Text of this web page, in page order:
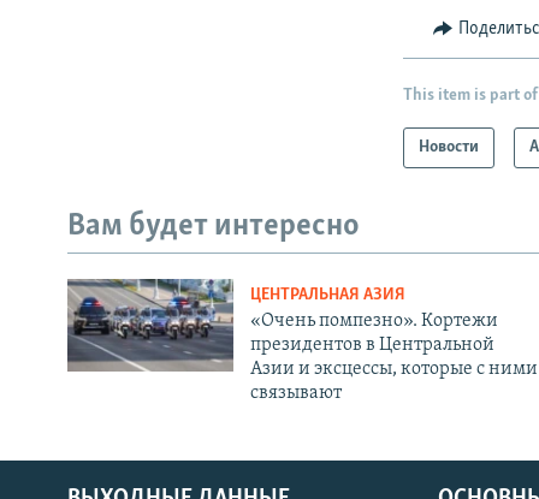
This item is part of
Новости
Вам будет интересно
ЦЕНТРАЛЬНАЯ АЗИЯ
«Очень помпезно». Кортежи
президентов в Центральной
Азии и эксцессы, которые с ними
связывают